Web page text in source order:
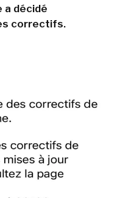
a décidé
correctifs.